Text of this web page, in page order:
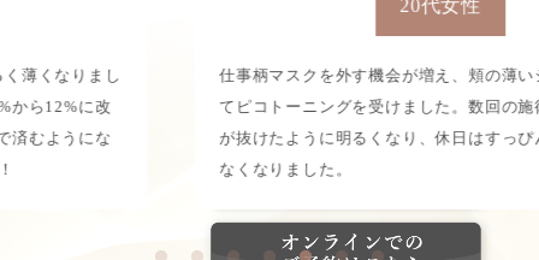
仕事柄マスクを外す機会が増え、頬の薄いシミが気になっ
てピコトーニングを受けました。数回の施術で肌のくすみ
が抜けたように明るくなり、休日はすっぴんでも気になら